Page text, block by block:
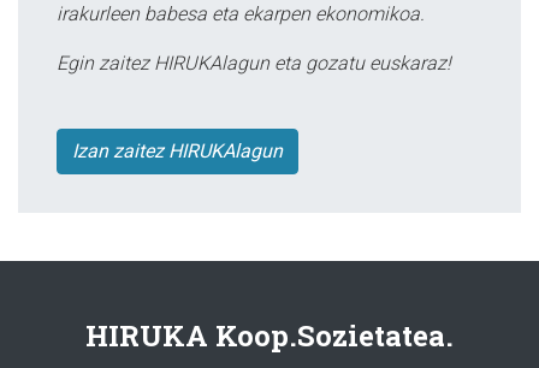
irakurleen babesa eta ekarpen ekonomikoa.
Egin zaitez HIRUKAlagun eta gozatu euskaraz!
Izan zaitez HIRUKAlagun
HIRUKA Koop.Sozietatea.